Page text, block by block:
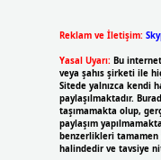
Reklam ve İletişim:
Yasal Uyarı: Bu
veya şahıs şirketi ile
Sitede yalnızca kendi
paylaşılmaktadır.
taşımamakta olup,
paylaşım
benzerlikleri
halindedir ve tavsiye